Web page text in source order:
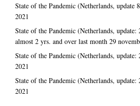
State of the Pandemic (Netherlands, update
2021
State of the Pandemic (Netherlands,
almost 2 yrs. and over last month 29
State of the Pandemic (Netherlands, update:
2021
State of the Pandemic (Netherlands, update:
2021